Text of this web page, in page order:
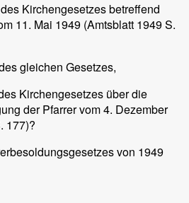
Kirchengesetzes betreffend
11. Mai 1949 (Amtsblatt 1949 S.
gleichen Gesetzes,
Kirchengesetzes über die
der Pfarrer vom 4. Dezember
177)?
von 1949